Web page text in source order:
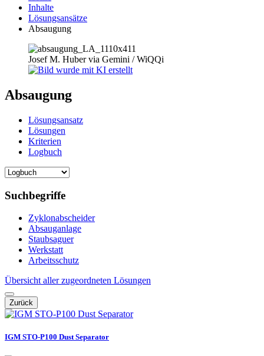
Inhalte
Lösungsansätze
Absaugung
Josef M. Huber via Gemini / WiQQi
Absaugung
Lösungsansatz
Lösungen
Kriterien
Logbuch
Suchbegriffe
Zyklonabscheider
Absauganlage
Staubsaguer
Werkstatt
Arbeitsschutz
Übersicht aller zugeordneten Lösungen
Zurück
IGM STO-P100 Dust Separator